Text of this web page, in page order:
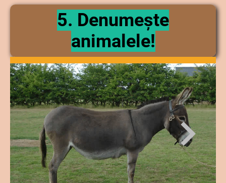
5. Denumește
animalele!